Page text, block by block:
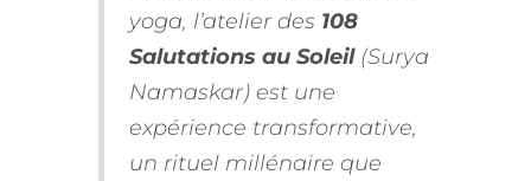
yoga, l’atelier des 108
Salutations au Soleil(Surya
Namaskar) est une
expérience transformative,
un rituel millénaire que